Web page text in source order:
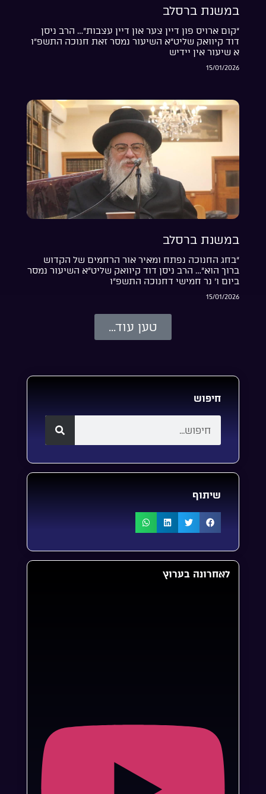
במשנת ברסלב
“קום ארויס פון דיין צער און דיין עצבות”… הרב ניסן
דוד קיוואק שליט”א השיעור נמסר זאת חנוכה התשפ”ו
א שיעור אין יידיש
15/01/2026
במשנת ברסלב
“בחג החנוכה נפתח ומאיר אור הרחמים של הקדוש
ברוך הוא”… הרב ניסן דוד קיוואק שליט”א השיעור נמסר
ביום ו’ נר חמישי דחנוכה התשפ”ו
15/01/2026
טען עוד...
חיפוש
שיתוף
לאחרונה בערוץ